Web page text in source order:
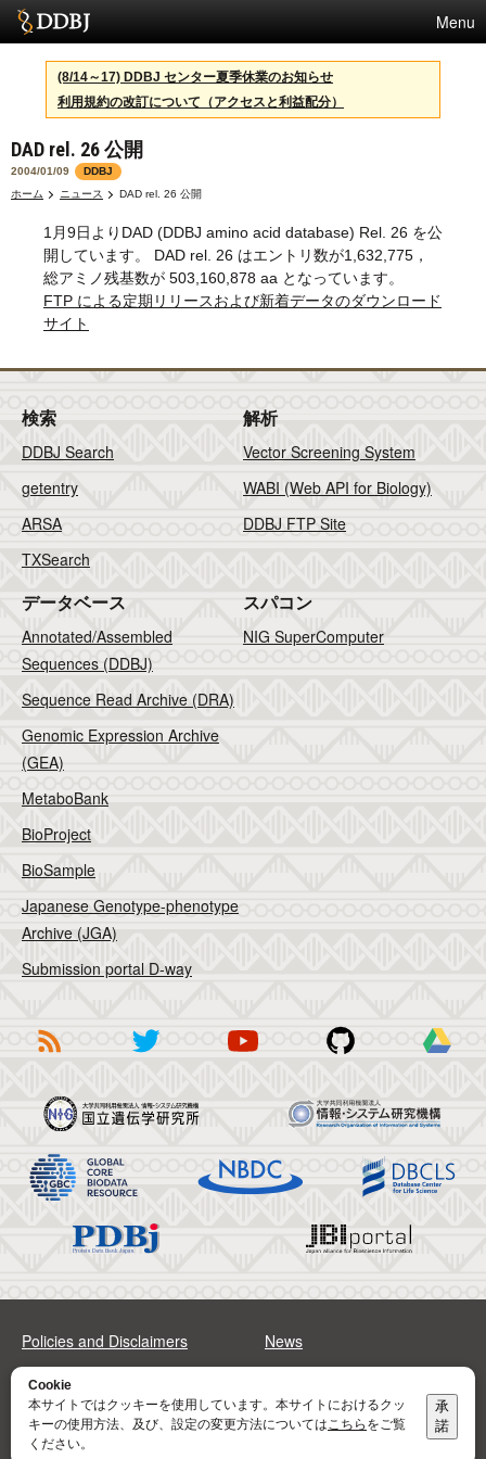
Menu
サービス
スパコン
統計
活動
センターについて
利用規約
問合せ
(8/14～17) DDBJ センター夏季休業のお知らせ
利用規約の改訂について（アクセスと利益配分）
DAD rel. 26 公開
2004/01/09
DDBJ
ホーム
ニュース DAD rel. 26 公開
1月9日よりDAD (DDBJ amino acid database) Rel. 26 を公
開しています。 DAD rel. 26 はエントリ数が1,632,775，
総アミノ残基数が 503,160,878 aa となっています。
FTP による定期リリースおよび新着データのダウンロード
サイト
検索
DDBJ Search
getentry
ARSA
TXSearch
解析
Vector Screening System
WABI (Web API for Biology)
DDBJ FTP Site
データベース
Annotated/Assembled
Sequences (DDBJ)
Sequence Read Archive (DRA)
Genomic Expression Archive
(GEA)
MetaboBank
BioProject
BioSample
Japanese Genotype-phenotype
Archive (JGA)
Submission portal D-way
スパコン
NIG SuperComputer
Policies and Disclaimers News
FAQs
Address Contact
Cookie
本サイトではクッキーを使用しています。本サイトにおけるクッ
キーの使用方法、及び、設定の変更方法についてはこちら をご覧
ください。
承
諾